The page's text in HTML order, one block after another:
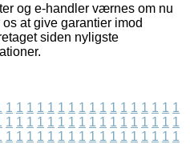
og e-handler værnes om nu
at give garantier imod
siden nyligste
1 1 1 1 1 1 1 1 1 1 1 1 1 1 1 1 1
1 1 1 1 1 1 1 1 1 1 1 1 1 1 1 1 1
1 1 1 1 1 1 1 1 1 1 1 1 1 1 1 1 1